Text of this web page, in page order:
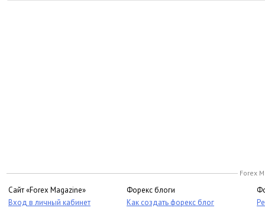
Forex
Сайт «Forex Magazine»
Вход в личный кабинет
Форекс блоги
Как создать форекс блог